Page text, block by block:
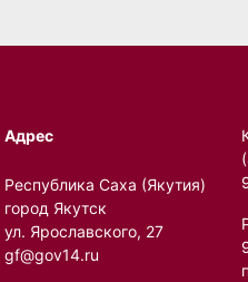
Адрес
Республика Саха (Якутия)
город Якутск
ул. Ярославского, 27
gf@gov14.ru